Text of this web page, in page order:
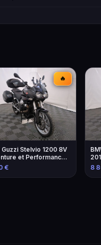
🔥
Guzzi Stelvio 1200 8V
et Performance -
€ 8